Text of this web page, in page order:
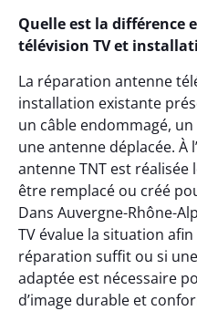
Quelle est la différence
télévision TV et
La réparation antenne
installation existante
un câble endommagé,
une antenne déplacée. À
antenne TNT est
être remplacé ou créé
Dans Auvergne-Rhône-
TV évalue la situation
réparation suffit ou si
adaptée est nécessaire
d’image durable et